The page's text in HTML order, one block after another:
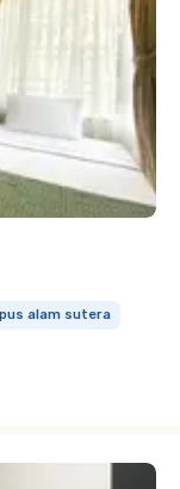
alam sutera